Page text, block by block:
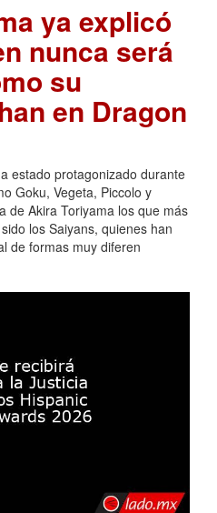
ya explicó
nunca será
su
en Dragon
estado protagonizado durante
Goku, Vegeta, Piccolo y
de Akira Toriyama los que más
los Saiyans, quienes han
de formas muy diferen